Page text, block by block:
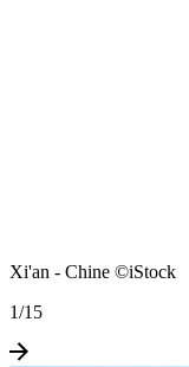
Xi'an - Chine ©iStock
1/15